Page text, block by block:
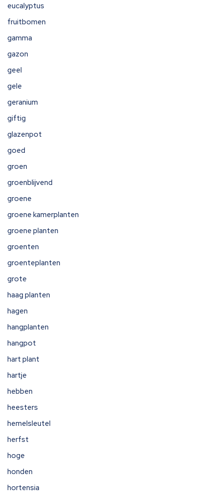
eucalyptus
fruitbomen
gamma
gazon
geel
gele
geranium
giftig
glazenpot
goed
groen
groenblijvend
groene
groene kamerplanten
groene planten
groenten
groenteplanten
grote
haag planten
hagen
hangplanten
hangpot
hart plant
hartje
hebben
heesters
hemelsleutel
herfst
hoge
honden
hortensia